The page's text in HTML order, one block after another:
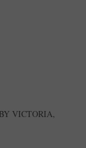
VICTORIA,